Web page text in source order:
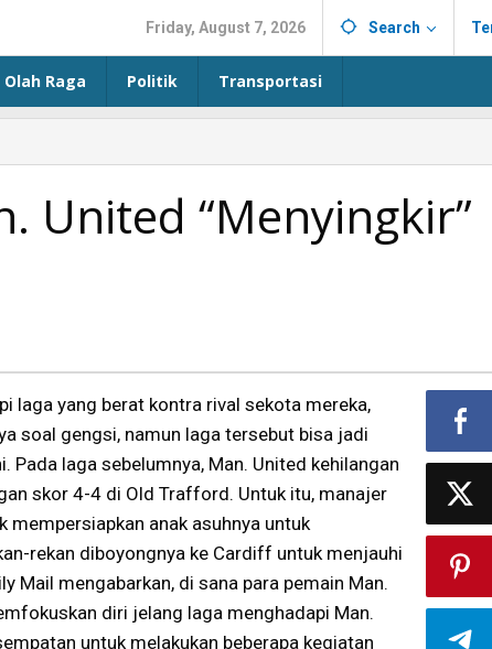
Friday, August 7, 2026 Search
Olah Raga Politik Transportasi
United “Menyingkir”
laga yang berat kontra rival sekota mereka,
soal gengsi, namun laga tersebut bisa jadi
laga sebelumnya, Man. United kehilangan
skor 4-4 di Old Trafford. Untuk itu, manajer
mempersiapkan anak asuhnya untuk
rekan diboyongnya ke Cardiff untuk menjauhi
Mail mengabarkan, di sana para pemain Man.
diri jelang laga menghadapi Man.
untuk melakukan beberapa kegiatan